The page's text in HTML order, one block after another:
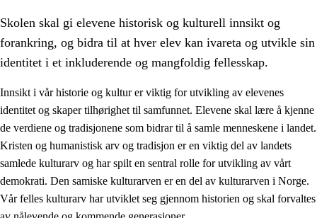
1. Opplæringens verdigrunnlag
1.1 Menneskeverdet
1.2 Identitet og kulturelt mangfold
1.3 Kritisk tenkning og etisk bevissthet
Skolen skal gi elevene historisk og kulturell innsikt og
forankring, og bidra til at hver elev kan ivareta og utvikle sin
identitet i et inkluderende og mangfoldig fellesskap.
Innsikt i vår historie og kultur er viktig for utvikling av elevenes
identitet og skaper tilhørighet til samfunnet. Elevene skal lære å kjenne
de verdiene og tradisjonene som bidrar til å samle menneskene i landet.
Kristen og humanistisk arv og tradisjon er en viktig del av landets
samlede kulturarv og har spilt en sentral rolle for utvikling av vårt
demokrati. Den samiske kulturarven er en del av kulturarven i Norge.
Vår felles kulturarv har utviklet seg gjennom historien og skal forvaltes